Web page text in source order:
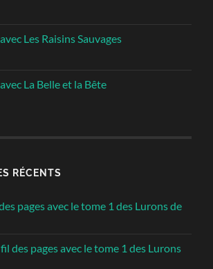
Les Raisins Sauvages
La Belle et la Bête
RÉCENTS
pages avec le tome 1 des Lurons de
des pages avec le tome 1 des Lurons